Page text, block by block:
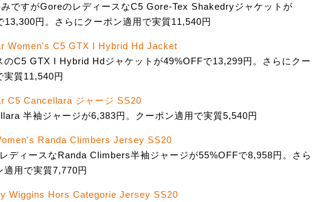
ですがGoreのレディースなC5 Gore-Tex Shakedryジャケットが
13,300円。さらにクーポン適用で実質11,540円
Women's C5 GTX I Hybrid Hd Jacket
のC5 GTX I Hybrid Hdジャケットが49%OFFで13,299円。さらにクー
実質11,540円
C5 Cancellara ジャージ SS20
半袖ジャージが6,383円。クーポン適用で実質5,540円
Randa Climbers Jersey SS20
ディースなRanda Climbers半袖ジャージが55%OFFで8,958円。さら
適用で実質7,770円
Wiggins Hors Categorie Jersey SS20